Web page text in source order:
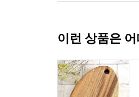
이런 상품은